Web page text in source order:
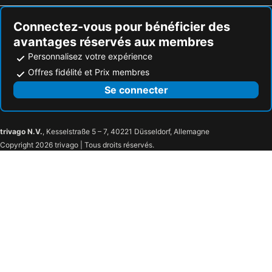
Connectez-vous pour bénéficier des
avantages réservés aux membres
Personnalisez votre expérience
Offres fidélité et Prix membres
Se connecter
trivago N.V., Kesselstraße 5 – 7, 40221 Düsseldorf, Allemagne
Copyright 2026 trivago | Tous droits réservés.